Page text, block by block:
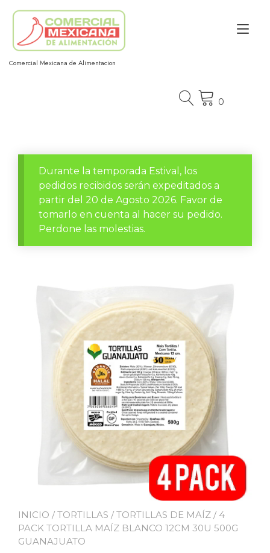
contenido
Comercial Mexicana de Alimentacion
0
Durante la temporada Estival, los
pedidos recibidos serán expeditados a
partir del 20 de Agosto 2026. Favor de
tomarlo en cuenta al hacer su pedido.
Perdone las molestias.
INICIO /TORTILLAS /TORTILLAS DE MAÍZ / 4
PACK TORTILLA MAÍZ BLANCO 12CM 30U 500G
GUANAJUATO